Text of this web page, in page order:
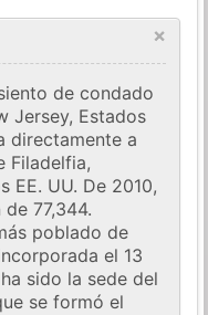
×
de condado
Jersey, Estados
directamente a
Filadelfia,
EE. UU. De 2010,
77,344.
poblado de
el 13
sido la sede del
se formó el